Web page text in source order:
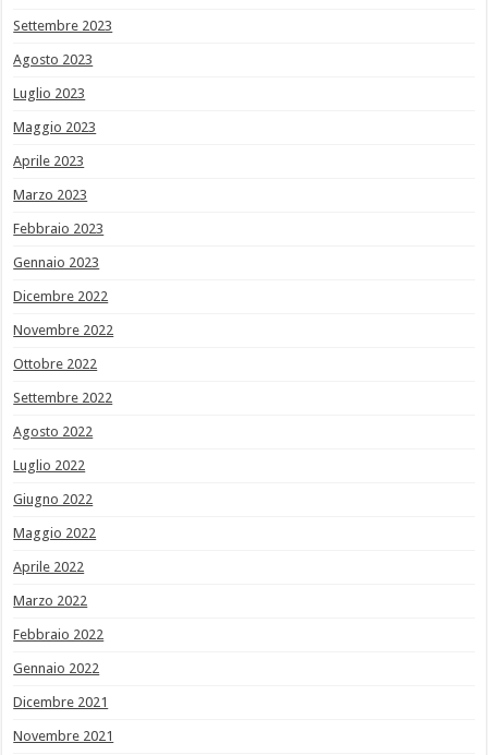
Settembre 2023
Agosto 2023
Luglio 2023
Maggio 2023
Aprile 2023
Marzo 2023
Febbraio 2023
Gennaio 2023
Dicembre 2022
Novembre 2022
Ottobre 2022
Settembre 2022
Agosto 2022
Luglio 2022
Giugno 2022
Maggio 2022
Aprile 2022
Marzo 2022
Febbraio 2022
Gennaio 2022
Dicembre 2021
Novembre 2021